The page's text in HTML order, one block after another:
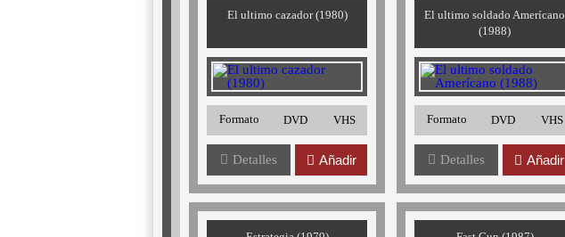
El ultimo cazador (1980)
Formato DVD VHS
Detalles Añadir
El ultimo soldado Amerícano
(1988)
Formato DVD VHS
Detalles Añadir